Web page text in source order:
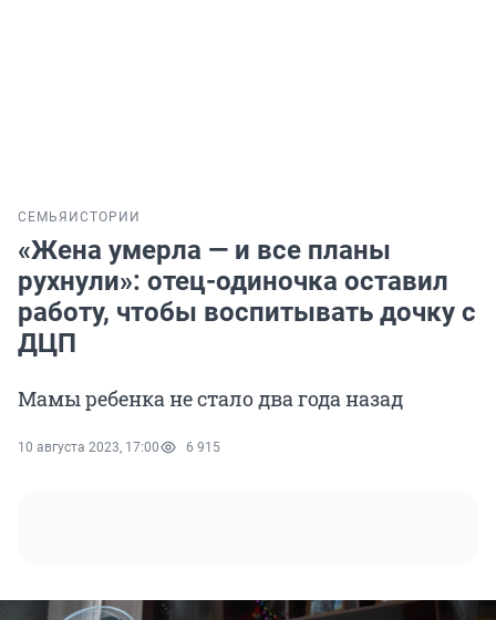
СЕМЬЯ ИСТОРИИ
«Жена умерла — и все планы
рухнули»: отец-одиночка оставил
работу, чтобы воспитывать дочку с
ДЦП
Мамы ребенка не стало два года назад
10 августа 2023, 17:00 6 915